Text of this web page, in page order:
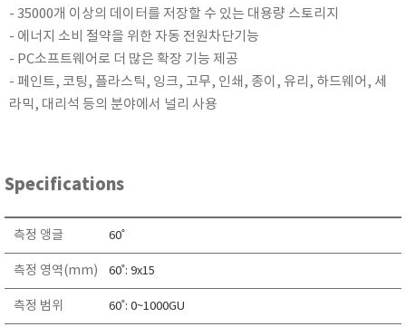
MEIJI TECHNO
Milwaukee Instruments
MITSUBOSHI
NEW COSMOS
PARTICLE PLUS
PESOLA
Pyxis
RION
RIXEN
- 35000개 이상의 데이터를 저장할 수 있는 대용량 스토리지
- 에너지 소비 절약을 위한 자동 전원차단기능
- PC소프트웨어로 더 많은 확장 기능 제공
- 페인트, 코팅, 플라스틱, 잉크, 고무, 인쇄, 종이, 유리, 하드웨어, 세
라믹, 대리석 등의 분야에서 널리 사용
Specifications
측정 앵글 60˚
측정 영역(mm) 60˚: 9x15
측정 범위 60˚: 0~1000GU